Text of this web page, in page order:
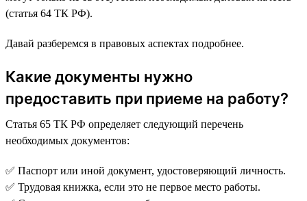
(статья 64 ТК РФ).
Давай разберемся в правовых аспектах подробнее.
Какие документы нужно
предоставить при приеме на работу?
Статья 65 ТК РФ определяет следующий перечень
необходимых документов:
✅ Паспорт или иной документ, удостоверяющий личность.
✅ Трудовая книжка, если это не первое место работы.